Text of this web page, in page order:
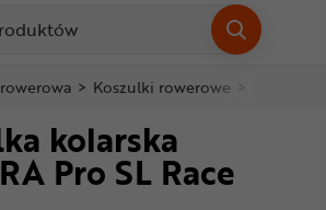
Do koszyka
informacje
Stopka
> Koszulki rowerowe
kolarska
Pro SL Race